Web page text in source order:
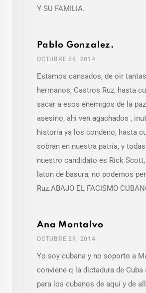
Y SU FAMILIA.
Pablo Gonzalez.
OCTUBRE 29, 2014
Estamos cansados, de oir
hermanos, Castros Ruz, hasta
sacar a esos enemigos de la
asesino, ahi ven agachados ,
historia ya los condeno, hasta
sobran en nuestra patria, y
nuestro candidato es Rick
laton de basura, no podemos
Ruz.ABAJO EL FACISMO
Ana Montalvo
OCTUBRE 29, 2014
Yo soy cubana y no soporto a
conviene q la dictadura de
para los cubanos de aquí y de